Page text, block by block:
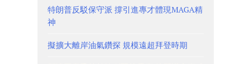
特朗普反駁保守派 撐引進專才體現MAGA精
神
擬擴大離岸油氣鑽探 規模遠超拜登時期